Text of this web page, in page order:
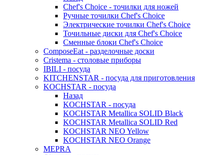
Chef's Choice - точилки для ножей
Ручные точилки Chef's Choice
Электрические точилки Chef's Choice
Точильные диски для Chef's Choice
Сменные блоки Chef's Choice
ComposeEat - разделочные доски
Cristema - столовые приборы
IBILI - посуда
KITCHENSTAR - посуда для приготовления
KOCHSTAR - посуда
Назад
KOCHSTAR - посуда
KOCHSTAR Metallica SOLID Black
KOCHSTAR Metallica SOLID Red
KOCHSTAR NEO Yellow
KOCHSTAR NEO Orange
MEPRA